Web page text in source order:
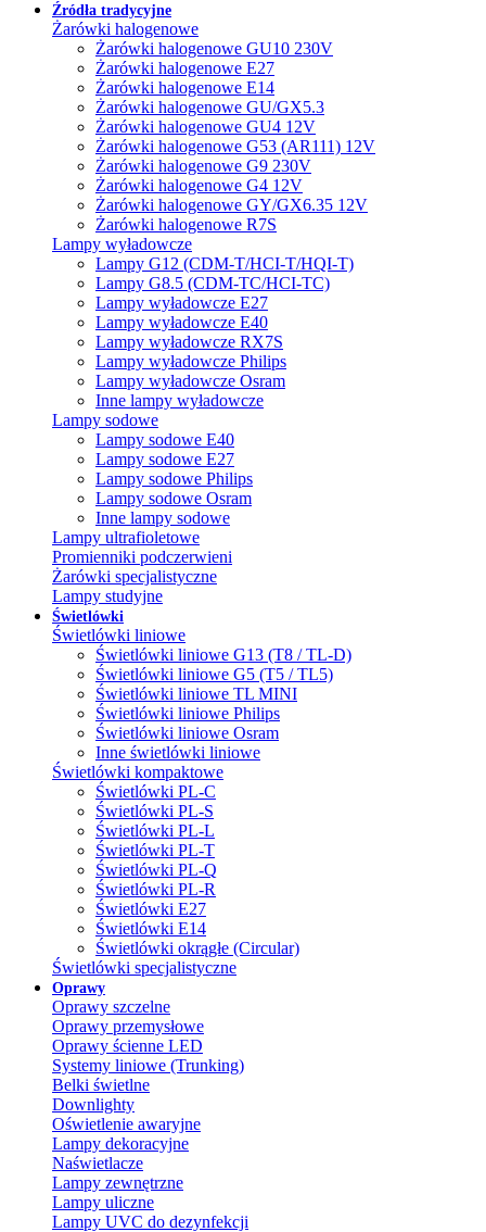
Źródła tradycyjne
Żarówki halogenowe
Żarówki halogenowe GU10 230V
Żarówki halogenowe E27
Żarówki halogenowe E14
Żarówki halogenowe GU/GX5.3
Żarówki halogenowe GU4 12V
Żarówki halogenowe G53 (AR111) 12V
Żarówki halogenowe G9 230V
Żarówki halogenowe G4 12V
Żarówki halogenowe GY/GX6.35 12V
Żarówki halogenowe R7S
Lampy wyładowcze
Lampy G12 (CDM-T/HCI-T/HQI-T)
Lampy G8.5 (CDM-TC/HCI-TC)
Lampy wyładowcze E27
Lampy wyładowcze E40
Lampy wyładowcze RX7S
Lampy wyładowcze Philips
Lampy wyładowcze Osram
Inne lampy wyładowcze
Lampy sodowe
Lampy sodowe E40
Lampy sodowe E27
Lampy sodowe Philips
Lampy sodowe Osram
Inne lampy sodowe
Lampy ultrafioletowe
Promienniki podczerwieni
Żarówki specjalistyczne
Lampy studyjne
Świetlówki
Świetlówki liniowe
Świetlówki liniowe G13 (T8 / TL-D)
Świetlówki liniowe G5 (T5 / TL5)
Świetlówki liniowe TL MINI
Świetlówki liniowe Philips
Świetlówki liniowe Osram
Inne świetlówki liniowe
Świetlówki kompaktowe
Świetlówki PL-C
Świetlówki PL-S
Świetlówki PL-L
Świetlówki PL-T
Świetlówki PL-Q
Świetlówki PL-R
Świetlówki E27
Świetlówki E14
Świetlówki okrągłe (Circular)
Świetlówki specjalistyczne
Oprawy
Oprawy szczelne
Oprawy przemysłowe
Oprawy ścienne LED
Systemy liniowe (Trunking)
Belki świetlne
Downlighty
Oświetlenie awaryjne
Lampy dekoracyjne
Naświetlacze
Lampy zewnętrzne
Lampy uliczne
Lampy UVC do dezynfekcji